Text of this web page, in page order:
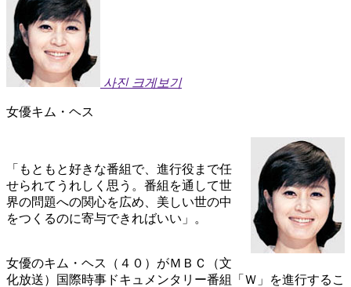
사진 크게보기
女優キム・ヘス
「もともと好きな番組で、進行役まで任
せられてうれしく思う。番組を通して世
界の問題への関心を広め、美しい世の中
をつくるのに寄与できればいい」。
女優のキム・ヘス（４０）がＭＢＣ（文
化放送）国際時事ドキュメンタリー番組「Ｗ」を進行するこ